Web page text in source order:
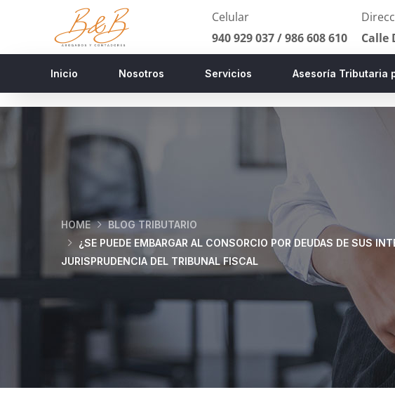
Celular
940 929 037 /986 608 610
Calle
Inicio Nosotros Servicios Asesoría Tributaria
HOME
BLOG TRIBUTARIO
¿SE PUEDE EMBARGAR AL CONSORCIO POR DEUDAS DE
JURISPRUDENCIA DEL TRIBUNAL FISCAL